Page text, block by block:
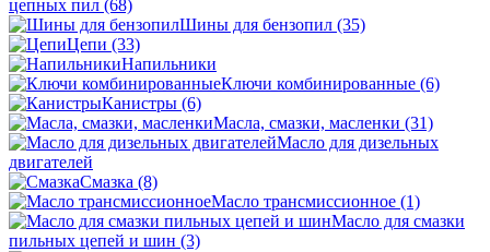
цепных пил (68)
Шины для бензопил (35)
Цепи (33)
Напильники
Ключи комбинированные (6)
Канистры (6)
Масла, смазки, масленки (31)
Масло для дизельных
двигателей
Смазка (8)
Масло трансмиссионное (1)
Масло для смазки
пильных цепей и шин (3)